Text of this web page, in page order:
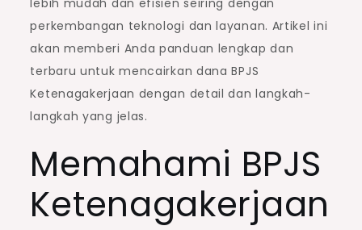
lebih mudah dan efisien seiring dengan
perkembangan teknologi dan layanan. Artikel ini
akan memberi Anda panduan lengkap dan
terbaru untuk mencairkan dana BPJS
Ketenagakerjaan dengan detail dan langkah-
langkah yang jelas.
Memahami BPJS
Ketenagakerjaan